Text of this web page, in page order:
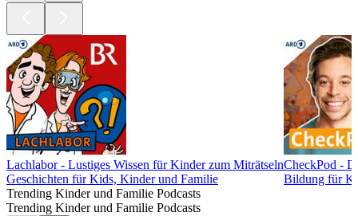
Lachlabor - Lustiges Wissen für Kinder zum Miträtseln
Geschichten für Kids, Kinder und Familie
CheckPod -
Bildung für
Trending Kinder und Familie Podcasts
Trending Kinder und Familie Podcasts